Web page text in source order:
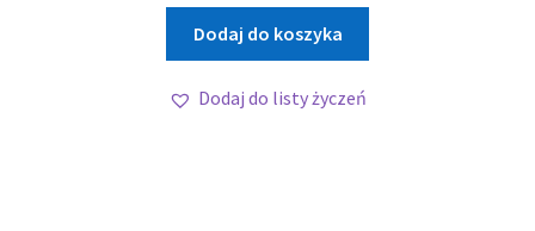
Dodaj do koszyka
Dodaj do listy życzeń